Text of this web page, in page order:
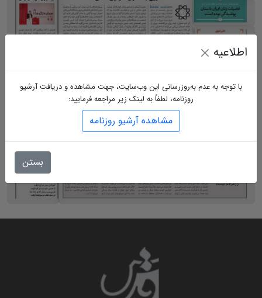
اطلاعیه
با توجه به عدم به‌روزرسانی این وب‌سایت، جهت مشاهده و دریافت آرشیو
روزنامه، لطفاً به لینک زیر مراجعه فرمایید:
مشاهده آرشیو روزنامه
بستن